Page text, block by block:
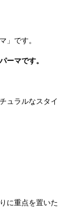
」です。
ーマです。
ュラルなスタイ
に重点を置いた